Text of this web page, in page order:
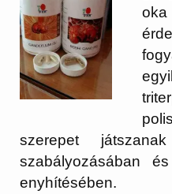
oka
szerepet
szabályozásában
enyhítésében.